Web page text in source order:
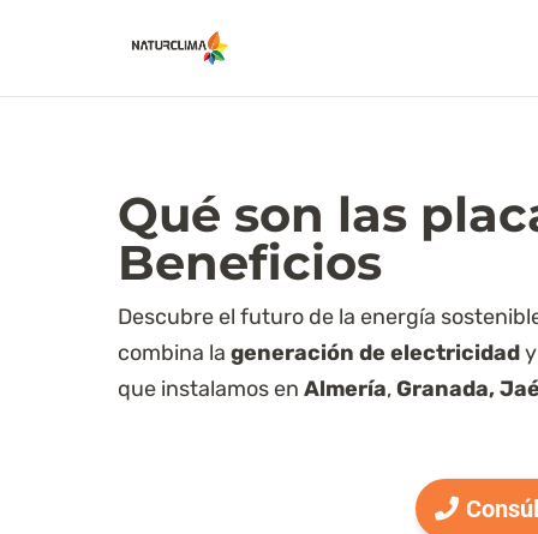
Qué son las
Beneficios
Descubre el futuro de la energía
combina la generación de electricidad
que instalamos en Almería,Granada,